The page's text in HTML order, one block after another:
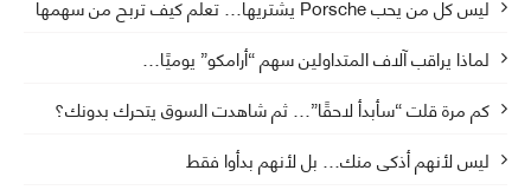
ليس كل من يحب Porsche يشتريها… تعلم كيف تربح من سهمها
لماذا يراقب آلاف المتداولين سهم “أرامكو” يوميًا…
كم مرة قلت “سأبدأ لاحقًا”… ثم شاهدت السوق يتحرك بدونك؟
ليس لأنهم أذكى منك… بل لأنهم بدأوا فقط